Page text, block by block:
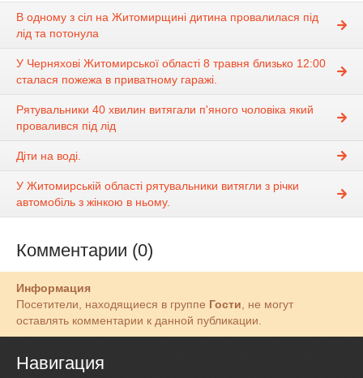
В одному з сіл на Житомирщині дитина провалилася під
лід та потонула
У Черняхові Житомирської області 8 травня близько 12:00
сталася пожежа в приватному гаражі.
Рятувальники 40 хвилин витягали п'яного чоловіка який
провалився під лід
Діти на воді.
У Житомирській області рятувальники витягли з річки
автомобіль з жінкою в ньому.
Комментарии (0)
Информация
Посетители, находящиеся в группе Гости, не могут
оставлять комментарии к данной публикации.
Навигация